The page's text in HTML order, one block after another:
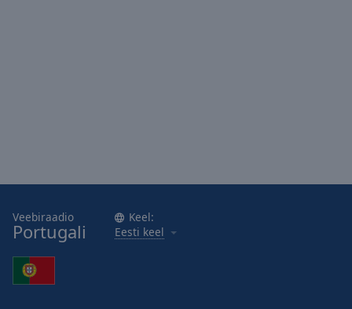
Veebiraadio
Portugali
Keel:
Eesti keel